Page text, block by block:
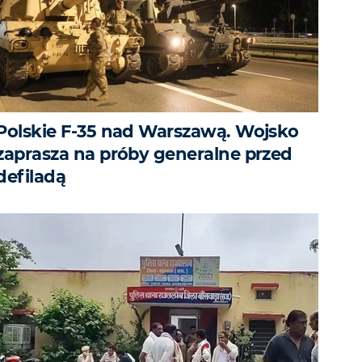
F-35 nad Warszawą. Wojsko
na próby generalne przed